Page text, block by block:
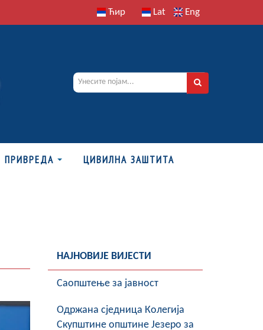
Ћир Lat Eng
ПРИВРЕДА ЦИВИЛНА ЗАШТИТА
НАЈНОВИЈЕ ВИЈЕСТИ
Саопштење за јавност
Oдржана сједница Колегија
Скупштине општине Језеро за